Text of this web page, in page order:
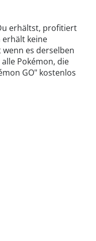
erhältst, profitiert
erhält keine
es derselben
Pokémon, die
GO" kostenlos